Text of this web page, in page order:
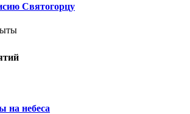
Святогорцу
на небеса